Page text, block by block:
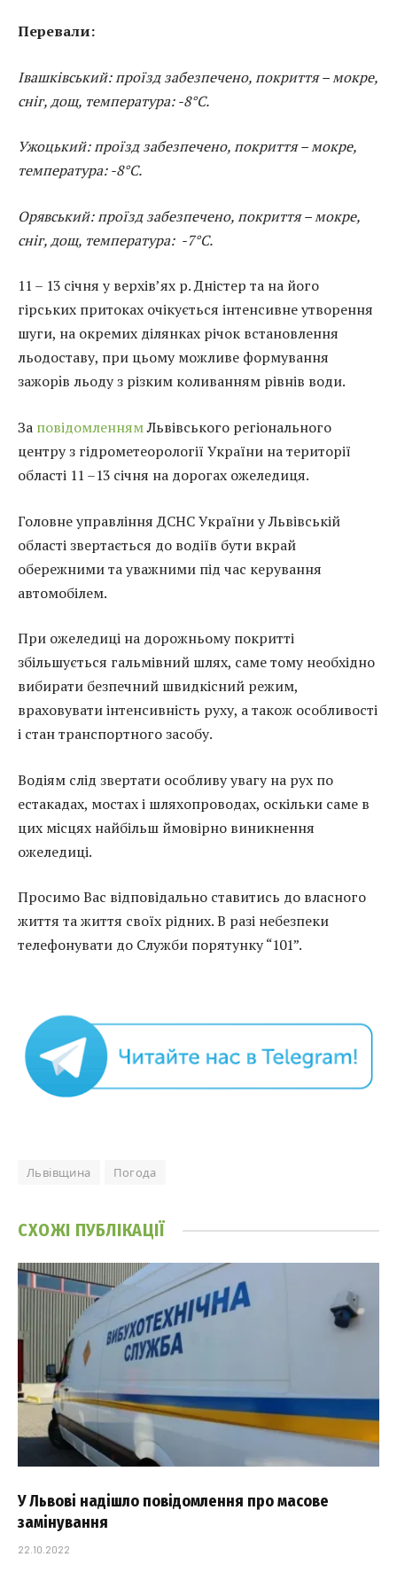
Перевали:
Івашківський: проїзд забезпечено, покриття – мокре,
сніг, дощ, температура: -8°С.
Ужоцький: проїзд забезпечено, покриття – мокре,
температура: -8°С.
Орявський: проїзд забезпечено, покриття – мокре,
сніг, дощ, температура: -7°С.
11 – 13 січня у верхів’ях р. Дністер та на його
гірських притоках очікується інтенсивне утворення
шуги, на окремих ділянках річок встановлення
льодоставу, при цьому можливе формування
зажорiв льоду з різким коливанням рівнів води.
За повідомленнямЛьвівського регіонального
центру з гідрометеорології України на території
області 11 –13 січня на дорогах ожеледиця.
Головне управління ДСНС України у Львівській
області звертається до водіїв бути вкрай
обережними та уважними під час керування
автомобілем.
При ожеледиці на дорожньому покритті
збільшується гальмівний шлях, саме тому необхідно
вибирати безпечний швидкісний режим,
враховувати інтенсивність руху, а також особливості
і стан транспортного засобу.
Водіям слід звертати особливу увагу на рух по
естакадах, мостах і шляхопроводах, оскільки саме в
цих місцях найбільш ймовірно виникнення
ожеледиці.
Просимо Вас відповідально ставитись до власного
життя та життя своїх рідних. В разі небезпеки
телефонувати до Служби порятунку “101”.
Львівщина Погода
СХОЖІ ПУБЛІКАЦІЇ
У Львові надішло повідомлення про масове
замінування
22.10.2022